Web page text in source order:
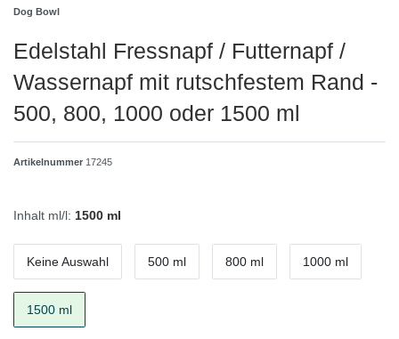
Dog Bowl
Edelstahl Fressnapf / Futternapf /
Wassernapf mit rutschfestem Rand -
500, 800, 1000 oder 1500 ml
Artikelnummer 17245
Inhalt ml/l: 1500 ml
Keine Auswahl 500 ml 800 ml 1000 ml
1500 ml